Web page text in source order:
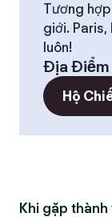
Tương
giới. Paris,
luôn!
Địa Điểm
Hộ
Khi gặp